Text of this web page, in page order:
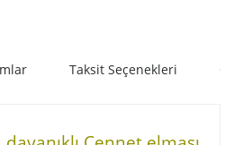
Taksit Seçenekleri